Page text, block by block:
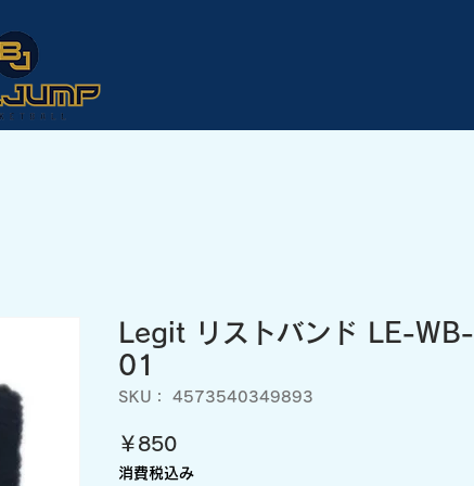
Legit リストバンド LE-WB-
01
SKU： 4573540349893
￥850価
格
消費税込み